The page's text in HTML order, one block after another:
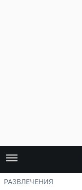
РАЗВЛЕЧЕНИЯ